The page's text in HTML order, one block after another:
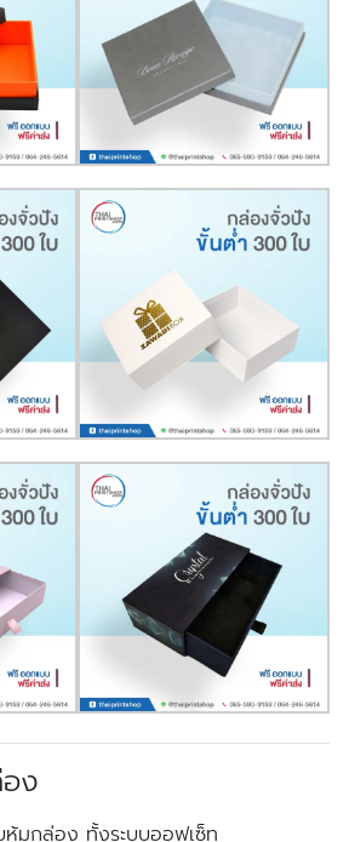
ง
มกล่อง ทั้งระบบออฟเซ็ท